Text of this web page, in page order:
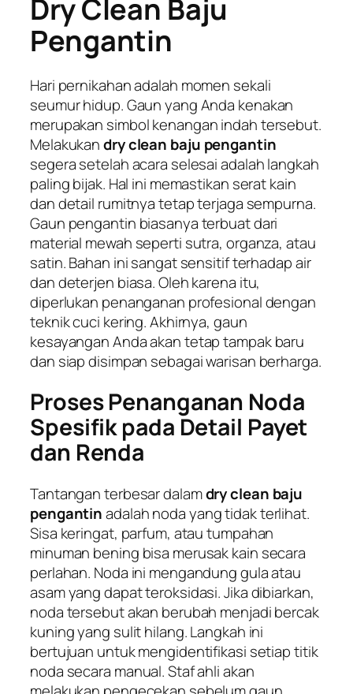
Dry Clean Baju
Pengantin
Hari pernikahan adalah momen sekali
seumur hidup. Gaun yang Anda kenakan
merupakan simbol kenangan indah tersebut.
Melakukandry clean baju pengantin
segera setelah acara selesai adalah langkah
paling bijak. Hal ini memastikan serat kain
dan detail rumitnya tetap terjaga sempurna.
Gaun pengantin biasanya terbuat dari
material mewah seperti sutra, organza, atau
satin. Bahan ini sangat sensitif terhadap air
dan deterjen biasa. Oleh karena itu,
diperlukan penanganan profesional dengan
teknik cuci kering. Akhirnya, gaun
kesayangan Anda akan tetap tampak baru
dan siap disimpan sebagai warisan berharga.
Proses Penanganan Noda
Spesifik pada Detail Payet
dan Renda
Tantangan terbesar dalamdry clean baju
pengantinadalah noda yang tidak terlihat.
Sisa keringat, parfum, atau tumpahan
minuman bening bisa merusak kain secara
perlahan. Noda ini mengandung gula atau
asam yang dapat teroksidasi. Jika dibiarkan,
noda tersebut akan berubah menjadi bercak
kuning yang sulit hilang. Langkah ini
bertujuan untuk mengidentifikasi setiap titik
noda secara manual. Staf ahli akan